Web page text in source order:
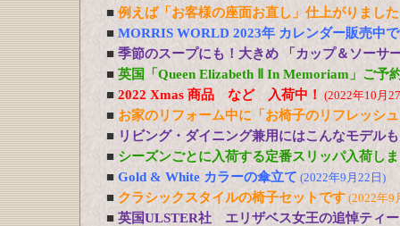
■ 例えば「お客様の座面お直し」仕上がりました
■ MORRIS WORLD 2023年 カレンダー販売中
■ 季節のスープにも！大きめ 「カップ＆ソーサ
■ 英国「Queen Elizabeth Ⅱ In Memoriam」ご予
■ 2022 Xmas 商品 など 入荷中！ (2022年10月
■ お家のリフォーム中に「お椅子のリフレッシ
■ リビング・ダイニング兼用にはこんなモデルも
■ シーズンごとに入荷する定番スリッパ入荷し
■ Gold & White カラーの傘立て (2022年9月22日)
■ クラシックスタイルの椅子セットです (2022年9
■ 英国ULSTER社 エリザベス女王の追悼ティ